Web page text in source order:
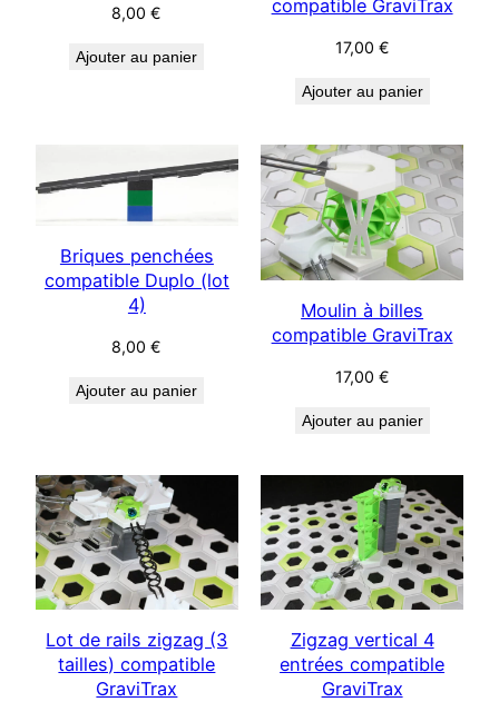
8,00€
Ajouter au panier
compatible GraviTrax
17,00 €
Ajouter au panier
Briques penchées
compatible Duplo (lot
4)
8,00€
Ajouter au panier
Moulin à billes
compatible GraviTrax
17,00 €
Ajouter au panier
Lot de rails zigzag (3
tailles) compatible
GraviTrax
Zigzag vertical 4
entrées compatible
GraviTrax